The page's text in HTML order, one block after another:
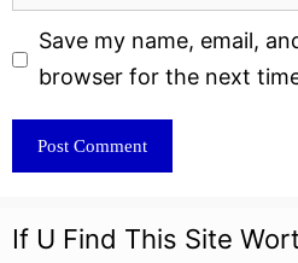
Website
Save my name, email,
browser for the next
If U Find This Site